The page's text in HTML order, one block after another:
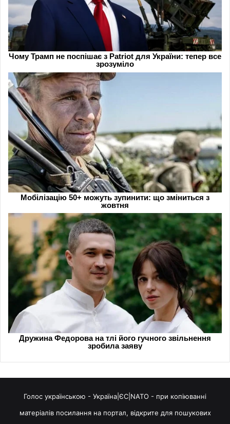
Голос українською - Україна|ЄС|NATO - при копіюванні
матеріалів посилання на портал, відкрите для пошукових